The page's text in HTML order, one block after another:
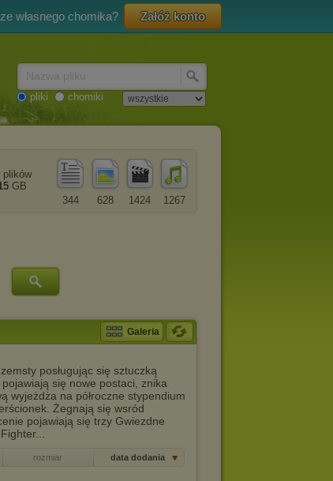
własnego chomika? Załóż konto
pliki chomiki
1267
1424
628
344
plików
GB
Galeria
posługując się sztuczką
się nowe postaci, znika
wyjeżdża na półroczne stypendium
Żegnają się wsród
pojawiają się trzy Gwiezdne
rozmiar data dodania